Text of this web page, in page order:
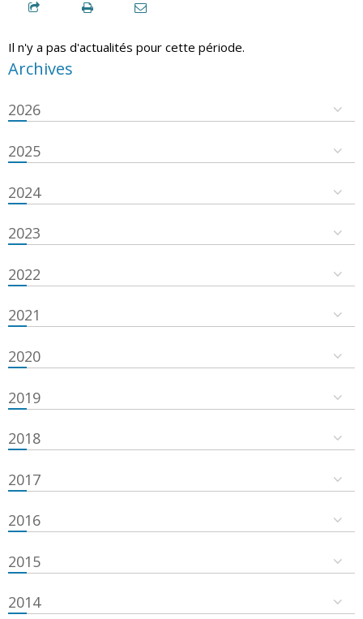
Il n'y a pas d'actualités pour cette période.
Archives
2026
2025
2024
2023
2022
2021
2020
2019
2018
2017
2016
2015
2014